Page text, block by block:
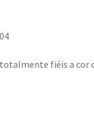
fiéis a cor